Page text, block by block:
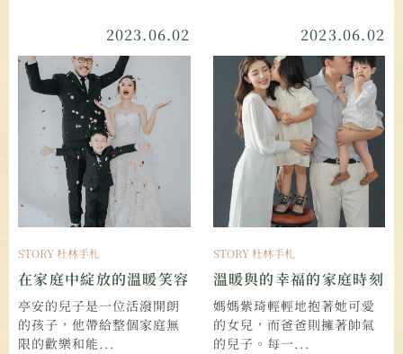
2023.06.02
STORY 杜林手札
在家庭中綻放的溫暖笑容
亭安的兒子是一位活潑開朗
的孩子，他帶給整個家庭無
限的歡樂和能...
2023.06.02
STORY 杜林手札
溫暖與的幸福的家庭時刻
媽媽紫琦輕輕地抱著她可愛
的女兒，而爸爸則擁著帥氣
的兒子。每一...